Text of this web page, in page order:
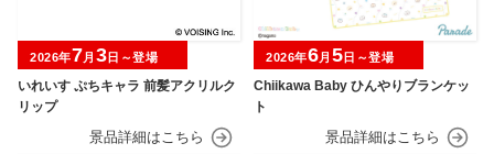
いれいす ぷちキャラ 前髪アクリルク
リップ
2026年7月 3日～登場
Chiikawa Baby ひんやりブランケッ
ト
2026年6月 5日～登場